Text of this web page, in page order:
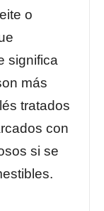
o
significa
más
tratados
con
si se